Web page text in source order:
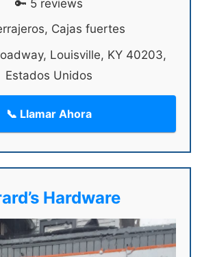
🔑 5 reviews
Cajas fuertes
Louisville, KY 40203,
Estados Unidos
📞 Llamar Ahora
Hardware